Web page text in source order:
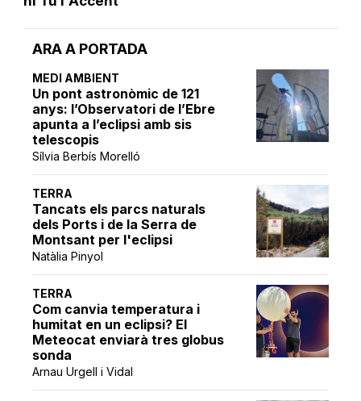
ARA A PORTADA
MEDI AMBIENT
Un pont astronòmic de 121
anys: l’Observatori de l’Ebre
apunta a l’eclipsi amb sis
telescopis
Sílvia Berbís Morelló
TERRA
Tancats els parcs naturals
dels Ports i de la Serra de
Montsant per l'eclipsi
Natàlia Pinyol
TERRA
Com canvia temperatura i
humitat en un eclipsi? El
Meteocat enviarà tres globus
sonda
Arnau Urgell i Vidal